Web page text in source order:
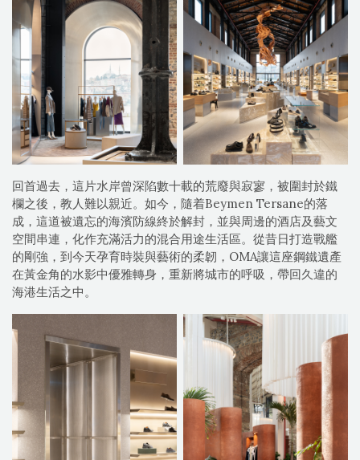
回首過去，這片水岸曾深陷數十載的荒廢與寂寥，被圍封於鐵
欄之後，教人難以親近。如今，隨着Beymen Tersane的落
成，這道被遺忘的海濱防線終於解封，並與周邊的酒店及藝文
空間串連，化作充滿活力的混合用途生活區。從昔日打造戰艦
的剛強，到今天孕育時裝與藝術的柔韌，OMA讓這座鋼鐵遺產
在黃金角的水影中優雅轉身，重新將城市的呼吸，帶回久違的
海港生活之中。